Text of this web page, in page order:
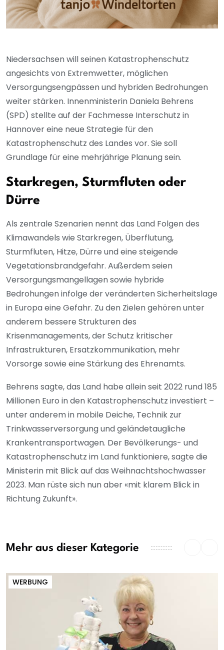
Niedersachsen will seinen Katastrophenschutz
angesichts von Extremwetter, möglichen
Versorgungsengpässen und hybriden Bedrohungen
weiter stärken. Innenministerin Daniela Behrens
(SPD) stellte auf der Fachmesse Interschutz in
Hannover eine neue Strategie für den
Katastrophenschutz des Landes vor. Sie soll
Grundlage für eine mehrjährige Planung sein.
Starkregen, Sturmfluten oder
Dürre
Als zentrale Szenarien nennt das Land Folgen des
Klimawandels wie Starkregen, Überflutung,
Sturmfluten, Hitze, Dürre und eine steigende
Vegetationsbrandgefahr. Außerdem seien
Versorgungsmangellagen sowie hybride
Bedrohungen infolge der veränderten Sicherheitslage
in Europa eine Gefahr. Zu den Zielen gehören unter
anderem bessere Strukturen des
Krisenmanagements, der Schutz kritischer
Infrastrukturen, Ersatzkommunikation, mehr
Vorsorge sowie eine Stärkung des Ehrenamts.
Behrens sagte, das Land habe allein seit 2022 rund 185
Millionen Euro in den Katastrophenschutz investiert –
unter anderem in mobile Deiche, Technik zur
Trinkwasserversorgung und geländetaugliche
Krankentransportwagen. Der Bevölkerungs- und
Katastrophenschutz im Land funktioniere, sagte die
Ministerin mit Blick auf das Weihnachtshochwasser
2023. Man rüste sich nun aber «mit klarem Blick in
Richtung Zukunft».
Mehr aus dieser Kategorie
WERBUNG